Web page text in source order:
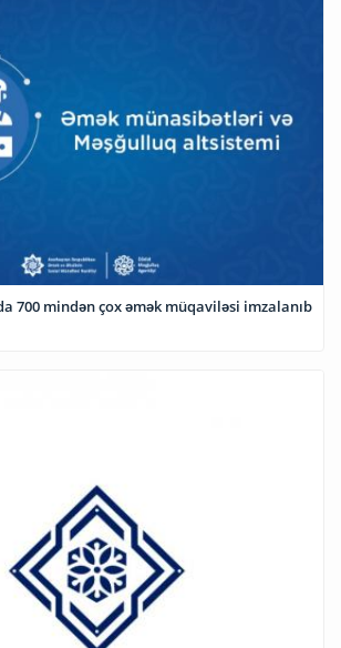
700 mindən çox əmək müqaviləsi imzalanıb